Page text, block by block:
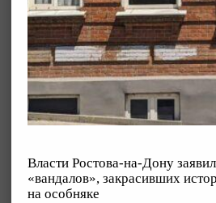
Власти Ростова-на-Дону
«вандалов», закрасивших
на особняке